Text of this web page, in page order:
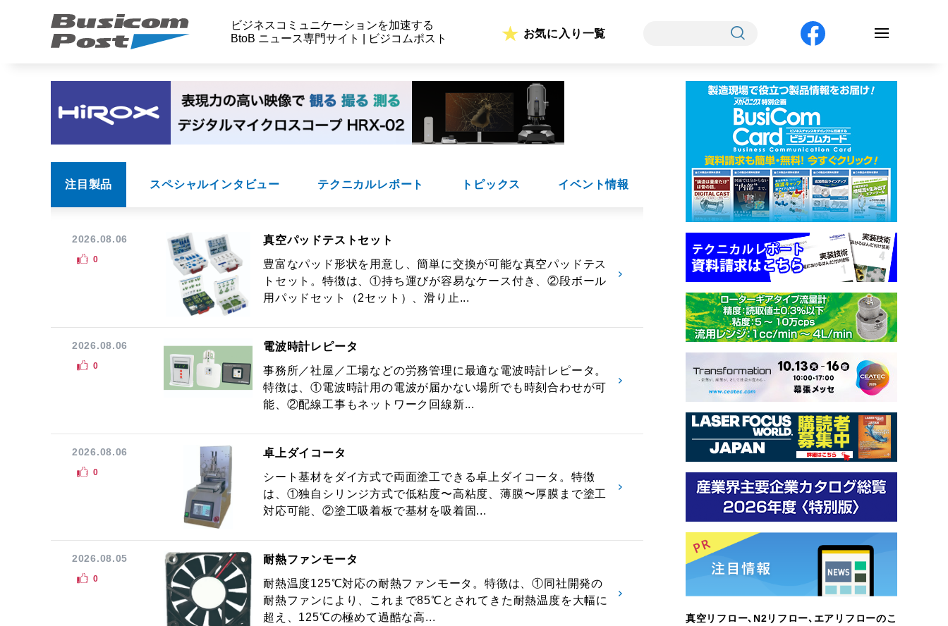
ビジネスコミュニケーションを加速する
BtoB ニュース専門サイト | ビジコムポスト
お気に入り一覧
注目製品 スペシャルインタビュー テクニカルレポート トピックス イベント情報
2026.08.06
真空パッドテストセット
豊富なパッド形状を用意し、簡単に交換が可能な真空パッドテス
トセット。特徴は、①持ち運びが容易なケース付き、②段ボール
用パッドセット（2セット）、滑り止...
0
2026.08.06
電波時計レピータ
事務所／社屋／工場などの労務管理に最適な電波時計レピータ。
特徴は、①電波時計用の電波が届かない場所でも時刻合わせが可
能、②配線工事もネットワーク回線新...
0
2026.08.06
卓上ダイコータ
シート基材をダイ方式で両面塗工できる卓上ダイコータ。特徴
は、①独自シリンジ方式で低粘度〜高粘度、薄膜〜厚膜まで塗工
対応可能、②塗工吸着板で基材を吸着固...
0
2026.08.05
耐熱ファンモータ
耐熱温度125℃対応の耐熱ファンモータ。特徴は、①同社開発の
耐熱ファンにより、これまで85℃とされてきた耐熱温度を大幅に
超え、125℃の極めて過酷な高...
0
真空リフロー､N2リフロー､エアリフローのこ